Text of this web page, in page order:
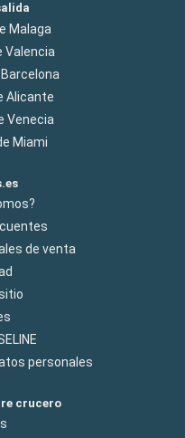
Malaga
Valencia
Alicante
Venecia
Miami
de venta
personales
crucero